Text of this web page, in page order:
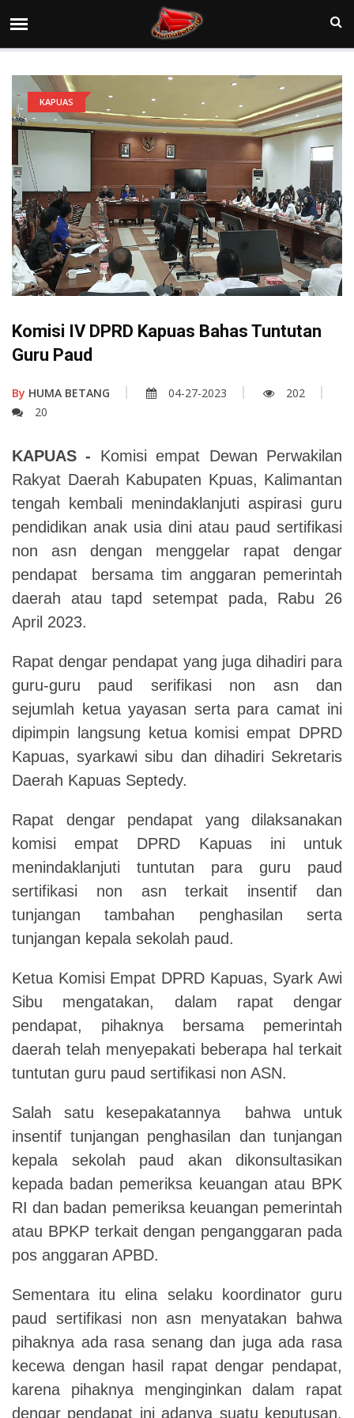
KAPUAS
Komisi IV DPRD Kapuas Bahas Tuntutan
Guru Paud
By HUMA BETANG 04-27-2023
202
20
KAPUAS - Komisi empat Dewan Perwakilan
Rakyat Daerah Kabupaten Kpuas, Kalimantan
tengah kembali menindaklanjuti aspirasi guru
pendidikan anak usia dini atau paud sertifikasi
non asn dengan menggelar rapat dengar
pendapat bersama tim anggaran pemerintah
daerah atau tapd setempat pada, Rabu 26
April 2023.
Rapat dengar pendapat yang juga dihadiri para
guru-guru paud serifikasi non asn dan
sejumlah ketua yayasan serta para camat ini
dipimpin langsung ketua komisi empat DPRD
Kapuas, syarkawi sibu dan dihadiri Sekretaris
Daerah Kapuas Septedy.
Rapat dengar pendapat yang dilaksanakan
komisi empat DPRD Kapuas ini untuk
menindaklanjuti tuntutan para guru paud
sertifikasi non asn terkait insentif dan
tunjangan tambahan penghasilan serta
tunjangan kepala sekolah paud.
Ketua Komisi Empat DPRD Kapuas, Syark Awi
Sibu mengatakan, dalam rapat dengar
pendapat, pihaknya bersama pemerintah
daerah telah menyepakati beberapa hal terkait
tuntutan guru paud sertifikasi non ASN.
Salah satu kesepakatannya bahwa untuk
insentif tunjangan penghasilan dan tunjangan
kepala sekolah paud akan dikonsultasikan
kepada badan pemeriksa keuangan atau BPK
RI dan badan pemeriksa keuangan pemerintah
atau BPKP terkait dengan penganggaran pada
pos anggaran APBD.
Sementara itu elina selaku koordinator guru
paud sertifikasi non asn menyatakan bahwa
pihaknya ada rasa senang dan juga ada rasa
kecewa dengan hasil rapat dengar pendapat,
karena pihaknya menginginkan dalam rapat
dengar pendapat ini adanya suatu keputusan.